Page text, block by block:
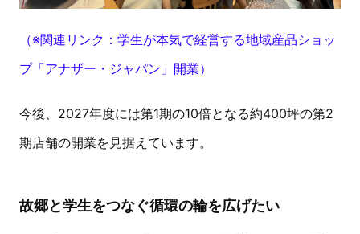
（※関連リンク：学生が本気で経営する地域産品ショッ
プ「アナザー・ジャパン」開業）
今後、2027年度には第1期の10倍となる約400坪の第2
期店舗の開業を見据えています。
故郷と学生をつなぐ循環の輪を広げたい